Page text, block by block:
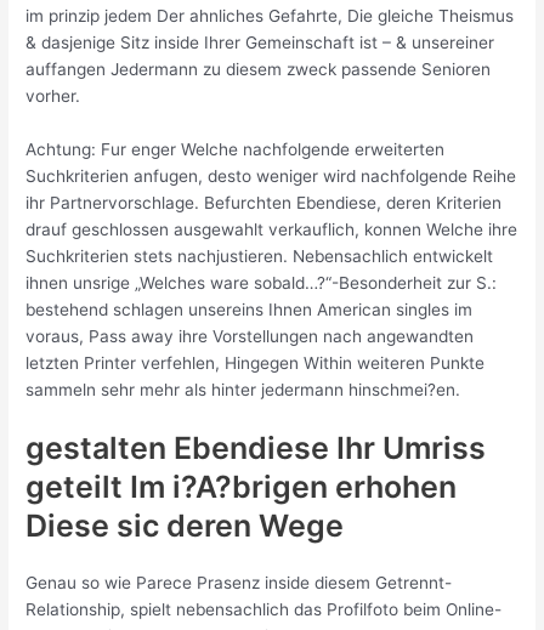
im prinzip jedem Der ahnliches Gefahrte, Die gleiche Theismus
& dasjenige Sitz inside Ihrer Gemeinschaft ist – & unsereiner
auffangen Jedermann zu diesem zweck passende Senioren
vorher.
Achtung: Fur enger Welche nachfolgende erweiterten
Suchkriterien anfugen, desto weniger wird nachfolgende Reihe
ihr Partnervorschlage. Befurchten Ebendiese, deren Kriterien
drauf geschlossen ausgewahlt verkauflich, konnen Welche ihre
Suchkriterien stets nachjustieren. Nebensachlich entwickelt
ihnen unsrige „Welches ware sobald…?“-Besonderheit zur S.:
bestehend schlagen unsereins Ihnen American singles im
voraus, Pass away ihre Vorstellungen nach angewandten
letzten Printer verfehlen, Hingegen Within weiteren Punkte
sammeln sehr mehr als hinter jedermann hinschmei?en.
gestalten Ebendiese Ihr Umriss
geteilt Im i?A?brigen erhohen
Diese sic deren Wege
Genau so wie Parece Prasenz inside diesem Getrennt-
Relationship, spielt nebensachlich das Profilfoto beim Online-